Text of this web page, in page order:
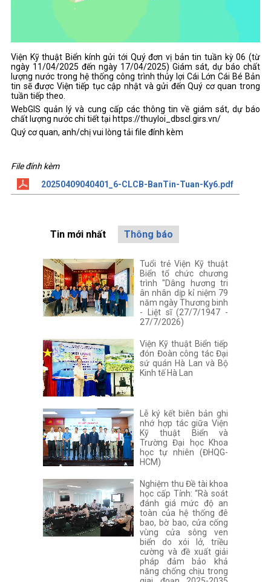
Viện Kỹ thuật Biển kính gửi tới Quý đơn vị bản tin tuần kỳ 06 (từ
ngày 11/04/2025 đến ngày 17/04/2025) Giám sát, dự báo chất
lượng nước trong hệ thống công trình thủy lợi Cái Lớn Cái Bé Bản
tin sẽ được Viện tiếp tục cập nhật và gửi đến Quý cơ quan trong
tuần tiếp theo.
WebGIS quản lý và cung cấp các thông tin về giám sát, dự báo
chất lượng nước chi tiết tại https://thuyloi_dbscl.girs.vn/
Quý cơ quan, anh/chị vui lòng tải file đính kèm
File đính kèm
20250409040401_6-CLCB-BanTin-Tuan-Ky6.pdf
Tin mới nhất Thông báo
Tuổi trẻ Viện Kỹ thuật
Biển tổ chức chương
trình "Dâng hương tri
ân nhân dịp kỉ niệm 79
năm ngày Thương binh
- Liệt sĩ (27/7/1947 -
27/7/2026)
Viện Kỹ thuật Biển tiếp
đón Đoàn công tác Đại
sứ quán Hà Lan và Bộ
Kinh tế Hà Lan
Lễ ký kết biên bản ghi
nhớ hợp tác giữa Viện
Kỹ thuật Biển và
Trường Đại học Khoa
học tự nhiên (ĐHQG-
HCM)
Nghiệm thu Đề tài khoa
học cấp Tỉnh: “Rà soát
đánh giá mức độ an
toàn của hệ thống đê
bao, bờ bao, cửa cống
vùng cửa sông ven
biển do xói lở, triều
cường và đề xuất giải
pháp đảm bảo khả
năng chống chịu trong